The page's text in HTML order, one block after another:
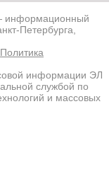
Петербурга,
Политика
информации ЭЛ
службой по
и массовых